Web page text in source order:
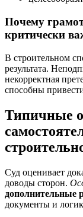
Почему
критически
В строительном
результата.
некорректная
способны
Типичные
Суд оценивает
доводы сторон.
дополнительные
документы и